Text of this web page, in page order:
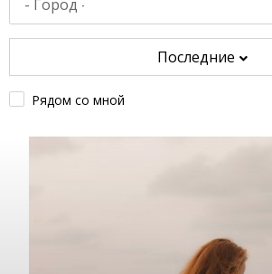
Последние
Рядом со мной